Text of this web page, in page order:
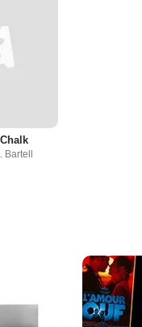
Bartell